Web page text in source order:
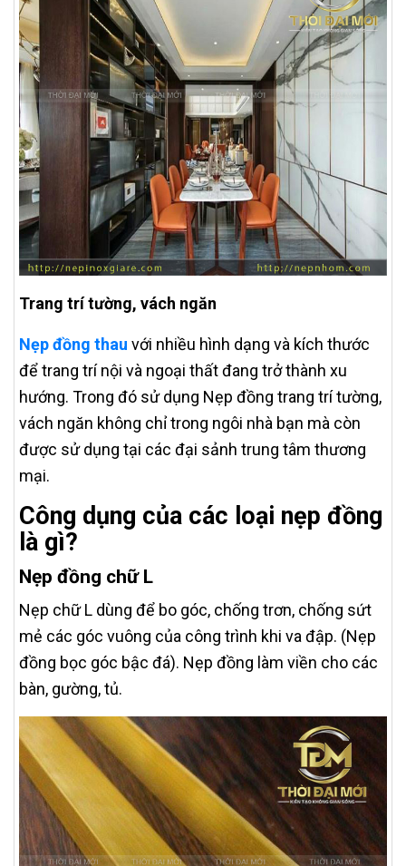
Trang trí tường, vách ngăn
Nẹp đồng thau với nhiều hình dạng và kích thước
để trang trí nội và ngoại thất đang trở thành xu
hướng. Trong đó sử dụng Nẹp đồng trang trí tường,
vách ngăn không chỉ trong ngôi nhà bạn mà còn
được sử dụng tại các đại sảnh trung tâm thương
mại.
Công dụng của các loại nẹp đồng
là gì?
Nẹp đồng chữ L
Nẹp chữ L dùng để bo góc, chống trơn, chống sứt
mẻ các góc vuông của công trình khi va đập. (Nẹp
đồng bọc góc bậc đá). Nẹp đồng làm viền cho các
bàn, gường, tủ.